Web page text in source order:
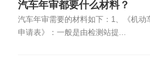
汽车年审都要什么材料？
汽车年审需要的材料如下：1、《机动
申请表》：一般是由检测站提...